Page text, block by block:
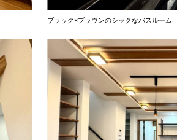
ブラック×ブラウンのシックなバスルーム